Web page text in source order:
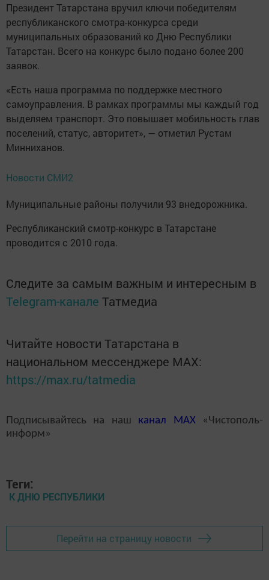
Президент Татарстана вручил ключи победителям
республиканского смотра-конкурса среди
муниципальных образований ко Дню Республики
Татарстан. Всего на конкурс было подано более 200
заявок.
«Есть наша программа по поддержке местного
самоуправления. В рамках программы мы каждый год
выделяем транспорт. Это повышает мобильность глав
поселений, статус, авторитет», — отметил Рустам
Минниханов.
Новости СМИ2
Муниципальные районы получили 93 внедорожника.
Республиканский смотр-конкурс в Татарстане
проводится с 2010 года.
Следите за самым важным и интересным в
Telegram-канале Татмедиа
Читайте новости Татарстана в
национальном мессенджере MАХ:
https://max.ru/tatmedia
Подписывайтесь на наш канал MAX«Чистополь-
информ»
Теги:
К ДНЮ РЕСПУБЛИКИ
Перейти на страницу новости